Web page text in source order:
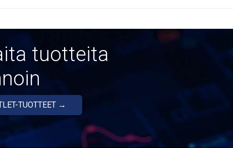
tuotteita
TUOTTEET →